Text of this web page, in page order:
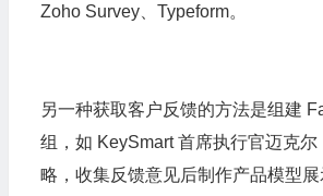
Zoho Survey、Typeform。
另一种获取客户反馈的方法是组建
组，如 KeySmart 首席执行官迈克
略，收集反馈意见后制作产品模型